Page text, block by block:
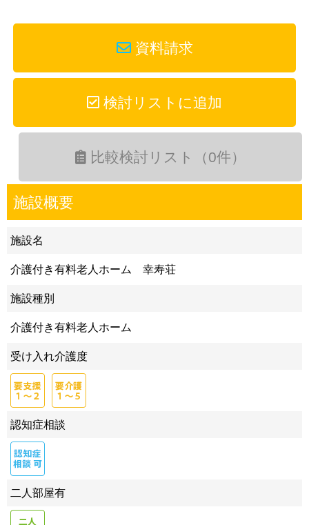
資料請求
検討リストに追加
比較検討リスト（0件）
施設概要
施設名
介護付き有料老人ホーム 幸寿荘
施設種別
介護付き有料老人ホーム
受け入れ介護度
認知症相談
二人部屋有